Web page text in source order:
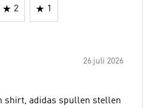
2 1
26 juli 2026
shirt, adidas spullen stellen